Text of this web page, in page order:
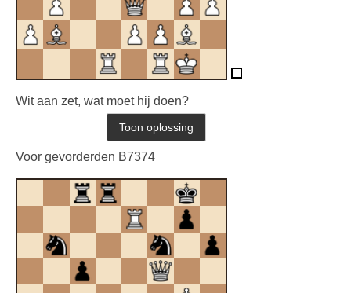
Wit aan zet, wat moet hij doen?
Voor gevorderden B7374